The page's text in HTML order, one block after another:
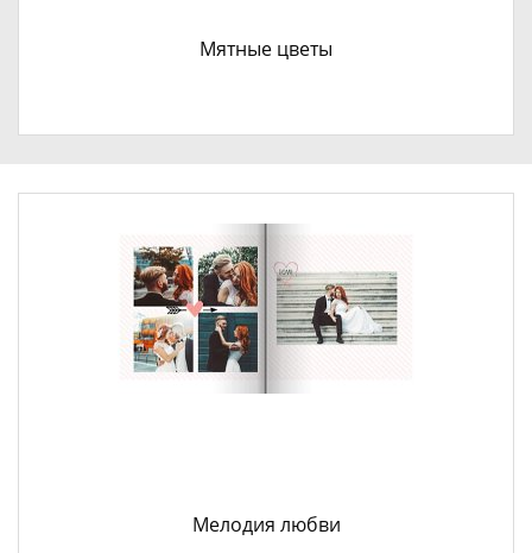
Мятные цветы
Мелодия любви